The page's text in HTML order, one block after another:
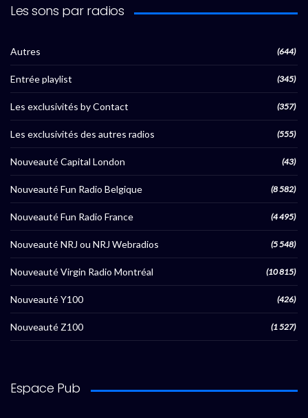
Les sons par radios
Autres (644)
Entrée playlist (345)
Les exclusivités by Contact (357)
Les exclusivités des autres radios (555)
Nouveauté Capital London (43)
Nouveauté Fun Radio Belgique (8 582)
Nouveauté Fun Radio France (4 495)
Nouveauté NRJ ou NRJ Webradios (5 548)
Nouveauté Virgin Radio Montréal (10 815)
Nouveauté Y100 (426)
Nouveauté Z100 (1 527)
Espace Pub